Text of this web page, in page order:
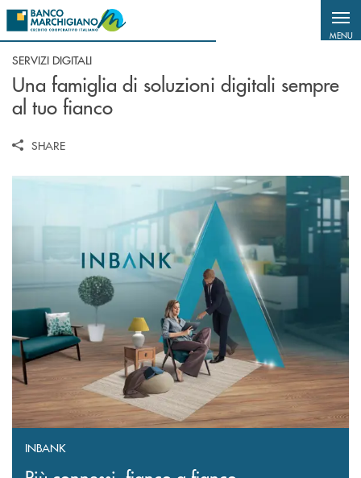
Salta al contenuto principale
MENU
SERVIZI DIGITALI
Una famiglia di soluzioni digitali sempre
al tuo fianco
SHARE
INBANK